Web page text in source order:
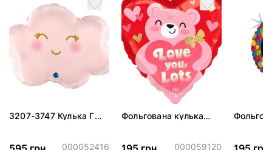
3207-3747 Кулька Г
000052416
Фольгована кулька
000059120